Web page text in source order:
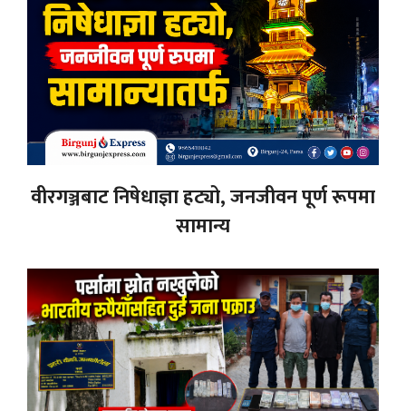
वीरगञ्जबाट निषेधाज्ञा हट्यो, जनजीवन पूर्ण रूपमा
सामान्य